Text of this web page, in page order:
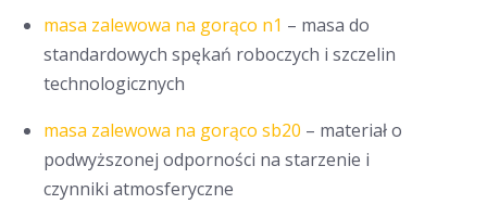
masa zalewowa na gorąco n1 – masa do
standardowych spękań roboczych i szczelin
technologicznych
masa zalewowa na gorąco sb20 – materiał o
podwyższonej odporności na starzenie i
czynniki atmosferyczne